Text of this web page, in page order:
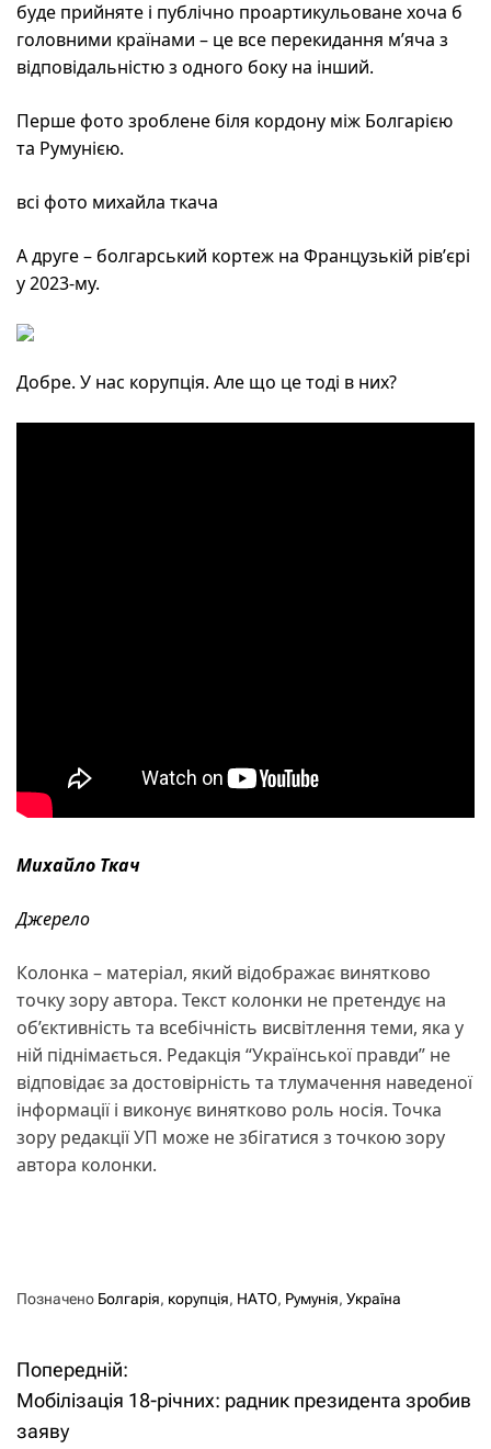
буде прийняте і публічно проартикульоване хоча б
головними країнами – це все перекидання м’яча з
відповідальністю з одного боку на інший.
Перше фото зроблене біля кордону між Болгарією
та Румунією.
всі фото михайла ткача
А друге – болгарський кортеж на Французькій рівʼєрі
у 2023-му.
Добре. У нас корупція. Але що це тоді в них?
Михайло Ткач
Джерело
Колонка – матеріал, який відображає винятково
точку зору автора. Текст колонки не претендує на
об’єктивність та всебічність висвітлення теми, яка у
ній піднімається. Редакція “Української правди” не
відповідає за достовірність та тлумачення наведеної
інформації і виконує винятково роль носія. Точка
зору редакції УП може не збігатися з точкою зору
автора колонки.
Позначено Болгарія, корупція, НАТО, Румунія, Україна
Н
а
Попередній:
Мобілізація 18-річних: радник президента зробив
заяву